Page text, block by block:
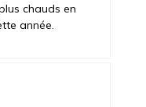
chauds en
année.